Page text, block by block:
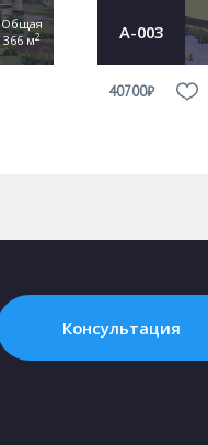
Общая
366 м2 А-003
40700₽
Консультация